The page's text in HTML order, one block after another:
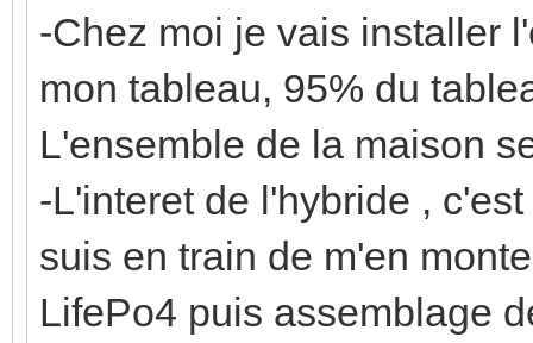
-Chez moi je vais installer
mon tableau, 95% du
L'ensemble de la maison
-L'interet de l'hybride ,
suis en train de m'en
LifePo4 puis assemblage